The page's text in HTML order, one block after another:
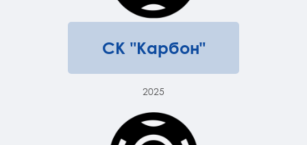
СК "Карбон"
2025